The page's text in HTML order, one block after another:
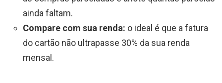
ainda faltam.
Compare com sua renda: o ideal é que a fatura
do cartão não ultrapasse 30% da sua renda
mensal.